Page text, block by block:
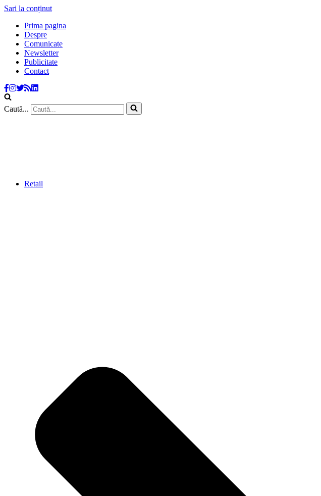
Sari la conținut
Prima pagina
Despre
Comunicate
Newsletter
Publicitate
Contact
Caută...
Retail